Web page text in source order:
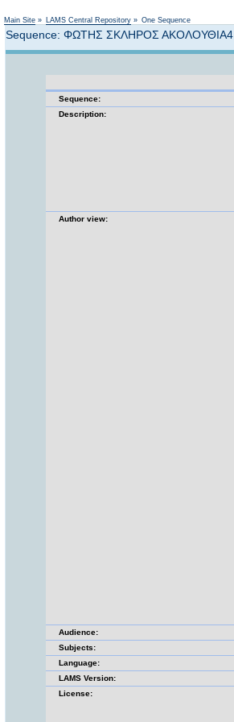
Main Site » LAMS Central Repository » One Sequence
Sequence: ΦΩΤΗΣ ΣΚΛΗΡΟΣ ΑΚΟΛΟΥΘΙΑ4
Sequence:
Description:
Author view:
Audience:
Subjects:
Language:
LAMS Version:
License: